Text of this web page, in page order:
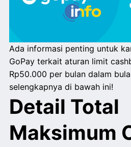
Ada informasi penting untuk
GoPay terkait aturan limit
Rp50.000 per bulan dalam
selengkapnya di bawah ini!
Detail Total
Maksimum